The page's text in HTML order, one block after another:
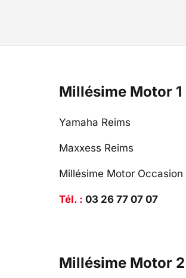
Millésime Motor 1
Yamaha Reims
Maxxess Reims
Millésime Motor Occasion
Tél. : 03 26 77 07 07
Millésime Motor 2